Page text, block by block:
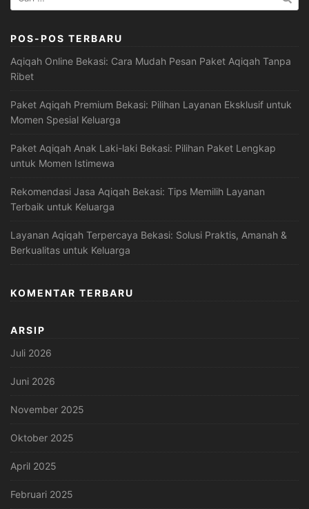
untuk:
POS-POS TERBARU
Aqiqah Online Bekasi: Cara Mudah Pesan Paket Aqiqah Tanpa
Ribet
Paket Aqiqah Premium Bekasi: Pilihan Layanan Eksklusif untuk
Momen Spesial Keluarga
Paket Aqiqah Anak Laki-laki Bekasi: Pilihan Paket Lengkap
untuk Momen Istimewa
Rekomendasi Jasa Aqiqah Bekasi: Tips Memilih Layanan
Terbaik untuk Keluarga
Layanan Aqiqah Terpercaya Bekasi: Solusi Praktis, Amanah &
Berkualitas untuk Keluarga
KOMENTAR TERBARU
ARSIP
Juli 2026
Juni 2026
November 2025
Oktober 2025
April 2025
Februari 2025